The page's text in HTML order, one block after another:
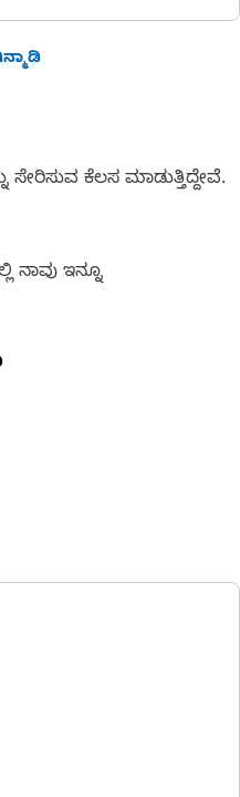
ಕೆಲಸ ಮಾಡುತ್ತಿದ್ದೇವೆ.
ನಾವು ಇನ್ನೂ